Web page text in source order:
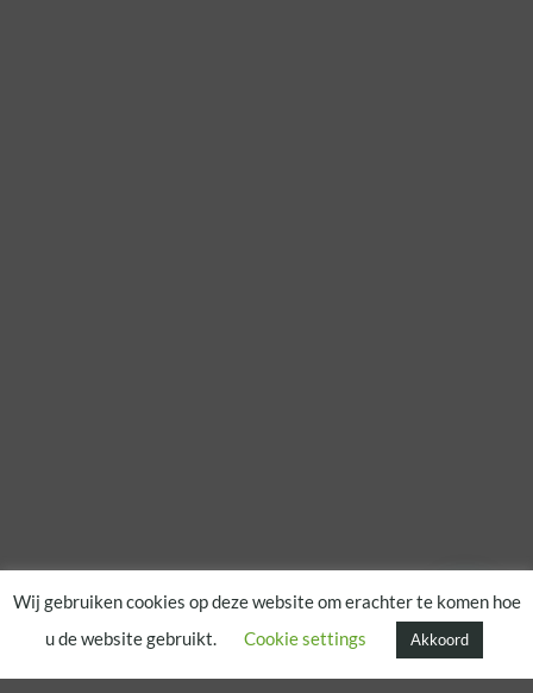
Wij gebruiken cookies op deze website om erachter te komen hoe
u de website gebruikt.
Cookie settings Akkoord